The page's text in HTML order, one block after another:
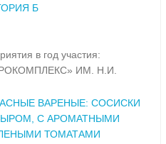
Б
в год участия:
ИМ. Н.И.
ВАРЕНЫЕ: СОСИСКИ
СЫРОМ, С АРОМАТНЫМИ
ТОМАТАМИ